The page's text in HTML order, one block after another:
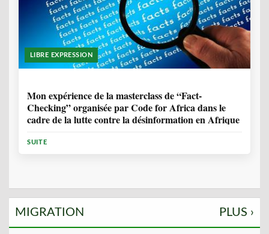
LIBRE EXPRESSION
Mon expérience de la masterclass de “Fact-
Checking” organisée par Code for Africa dans le
cadre de la lutte contre la désinformation en Afrique
SUITE
MIGRATION PLUS ›